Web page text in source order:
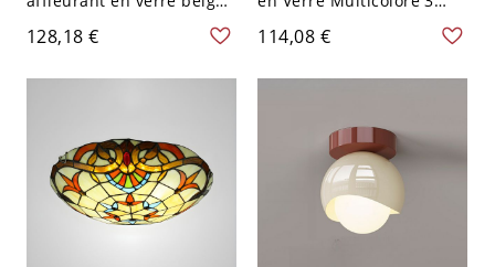
style méditerranéen, 3
lumières, motif feuilles
vertes
128,18 €
Têtes Lampe Encastrée
Style Tiffany - Beige 110
V-120 V 30,48 cm
114,08 €